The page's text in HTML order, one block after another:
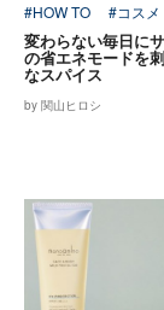
#HOW TO #コスメ
変わらない毎日に
の省エネモードを
なスパイス
by 関山ヒロシ